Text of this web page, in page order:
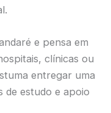
e pensa em
clínicas ou
entregar uma
de estudo e apoio